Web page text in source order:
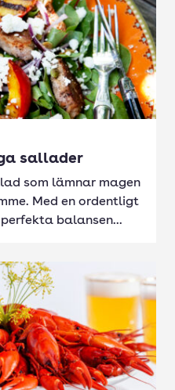
sallader
som lämnar magen
Med en ordentligt
balansen...